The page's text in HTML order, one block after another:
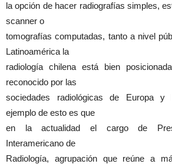
la opción de hacer radiografías simples,
scanner o
tomografías computadas, tanto a nivel
Latinoamérica la
radiología chilena está bien
reconocido por las
sociedades radiológicas de Europa y
ejemplo de esto es que
en la actualidad el cargo de
Interamericano de
Radiología, agrupación que reúne a